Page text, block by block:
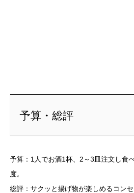
予算・総評
予算：1人でお酒1杯、2～3皿注文し食
度。
総評：サクッと揚げ物が楽しめるコン